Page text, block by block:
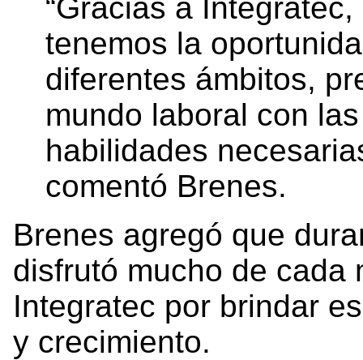
“Gracias a
tenemos la
diferentes ámbitos,
mundo laboral con
habilidades
comentó Brenes.
Brenes agregó que
disfrutó mucho de cada
Integratec por brindar
y crecimiento.